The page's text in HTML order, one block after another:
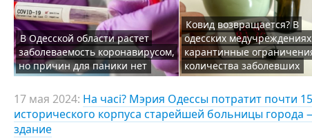
В Одесской области растет
заболеваемость коронавирусом,
но причин для паники нет
Ковид возвращается? В
одесских
карантинные
количества заболевших
17 мая 2024: На часі? Мэрия Одессы потратит почти
исторического корпуса старейшей больницы
здание